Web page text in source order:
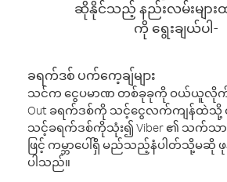
ဆိုနိုင်သည့် နည်းလမ်းမျာ
ကို ရွေးချယ်ပါ-
ခရက်ဒစ် ပက်ကေ့ချ်များ
သင်က ငွေပမာဏ တစ်ခုခုကို ဝယ်ယူလိုက်သ
Out ခရက်ဒစ်ကို သင့်ငွေလက်ကျန်ထဲသို့
သင့်ခရက်ဒစ်ကိုသုံး၍ Viber ၏ သက်သာသ
ဖြင့် ကမ္ဘာပေါ်ရှိ မည်သည့်နံပါတ်သို့မဆို ဖု
ပါသည်။